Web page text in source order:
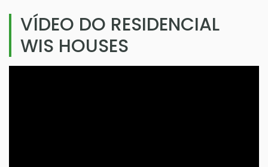
VÍDEO DO RESIDENCIAL
WIS HOUSES